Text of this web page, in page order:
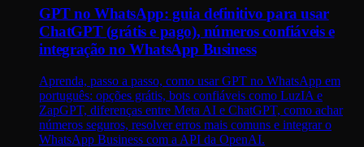
GPT no WhatsApp: guia definitivo para usar
ChatGPT (grátis e pago), números confiáveis e
integração no WhatsApp Business
Aprenda, passo a passo, como usar GPT no WhatsApp em
português: opções grátis, bots confiáveis como LuzIA e
ZapGPT, diferenças entre Meta AI e ChatGPT, como achar
números seguros, resolver erros mais comuns e integrar o
WhatsApp Business com a API da OpenAI.